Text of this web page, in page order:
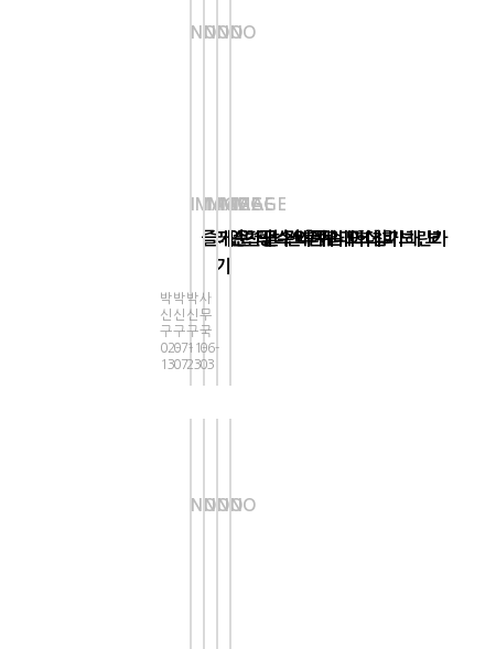
NO
IMAGE
즐거운 테니스 레슨
박
신
구
02-
13
NO
IMAGE
레슨 1달 전후에 대회참가해 보
기
박
신
구
07-
07
NO
IMAGE
연천군수배 주니어대회
박
신
구
11-
23
NO
IMAGE
프랑스오픈 라모스:바브린카
사
무
국
06-
03
NONONONO